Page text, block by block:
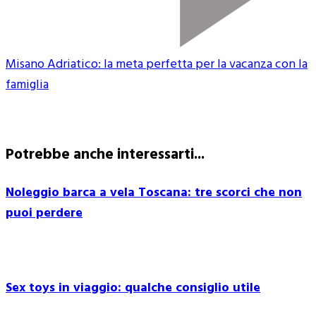
Misano Adriatico: la meta perfetta per la vacanza con la
famiglia
Potrebbe anche interessarti...
Noleggio barca a vela Toscana: tre scorci che non
puoi perdere
Sex toys in viaggio: qualche consiglio utile